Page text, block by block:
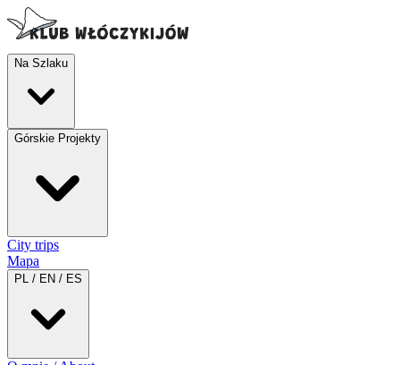
Na Szlaku
Górskie Projekty
City trips
Mapa
PL / EN / ES